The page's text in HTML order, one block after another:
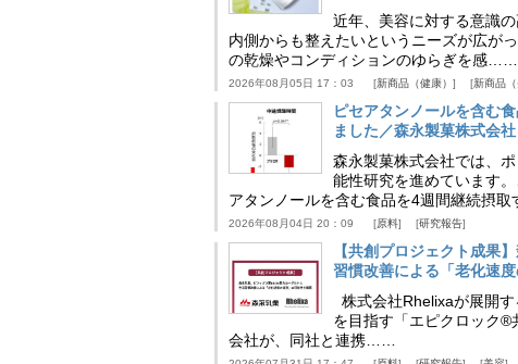
近年、美容に対する意識
内側からも整えたいというニーズが広が
の乾燥やコンディションのゆらぎを感……
2026年08月05日 17：03 新商品（健康） 新商品（
ピセアタンノールを含む
ました／森永製菓株式会社
森永製菓株式会社では、
能性研究を進めています
アタンノールを含む食品を4週間継続摂
2026年08月04日 20：09 原料 研究報告
【共創プロジェクト成果
習慣改善による「老化速
株式会社Rhelixaが展開
を目指す「エピクロック®
会社が、同社と連携……